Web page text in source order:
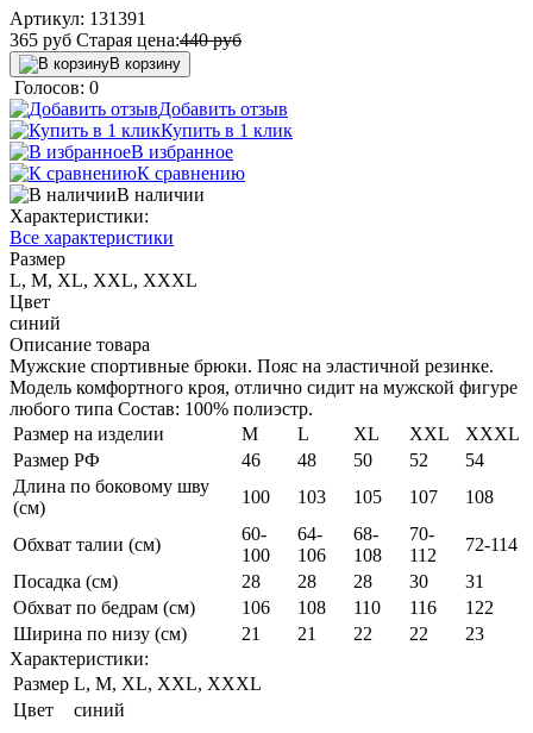
Артикул: 131391
365 руб Старая цена:440руб
В корзину
Голосов: 0
Добавить отзыв
Купить в 1 клик
В избранное
К сравнению
В наличии
Характеристики:
Все характеристики
Размер
L, M, XL, XXL, XXXL
Цвет
синий
Описание товара
Мужские спортивные брюки. Пояс на эластичной резинке.
Модель комфортного кроя, отлично сидит на мужской фигуре
любого типа Состав: 100% полиэстр.
Размер на изделии
M L XL XXL
XXXL
Размер РФ
46 48 50 52
54
Длина по боковому шву
(см)
100 103 105 107 108
Обхват талии (см)
60-
100
64-
106
68-
108
70-
112
72-114
Посадка (см)
28 28 28 30
31
Обхват по бедрам (см)
106 108 110 116
122
Ширина по низу (см)
21 21 22 22
23
Характеристики:
Размер L, M, XL, XXL, XXXL
Цвет
синий